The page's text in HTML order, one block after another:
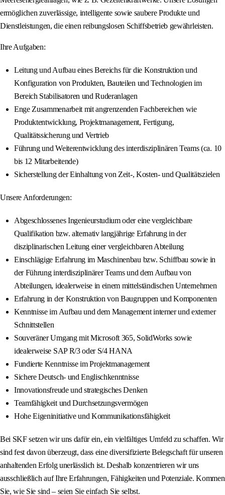
ermöglichen zuverlässige, intelligente sowie saubere Produkte und
Dienstleistungen, die einen reibungslosen Schiffsbetrieb gewährleisten.
Ihre Aufgaben:
Leitung und Aufbau eines Bereichs für die Konstruktion und
Konfiguration von Produkten, Bauteilen und Technologien im
Bereich Stabilisatoren und Ruderanlagen
Enge Zusammenarbeit mit angrenzenden Fachbereichen wie
Produktentwicklung, Projektmanagement, Fertigung,
Qualitätssicherung und Vertrieb
Führung und Weiterentwicklung des interdisziplinären Teams (ca. 10
bis 12 Mitarbeitende)
Sicherstellung der Einhaltung von Zeit-, Kosten- und Qualitätszielen
Unsere Anforderungen:
Abgeschlossenes Ingenieurstudium oder eine vergleichbare
Qualifikation bzw. alternativ langjährige Erfahrung in der
disziplinarischen Leitung einer vergleichbaren Abteilung
Einschlägige Erfahrung im Maschinenbau bzw. Schiffbau sowie in
der Führung interdisziplinärer Teams und dem Aufbau von
Abteilungen, idealerweise in einem mittelständischen Unternehmen
Erfahrung in der Konstruktion von Baugruppen und Komponenten
Kenntnisse im Aufbau und dem Management interner und externer
Schnittstellen
Souveräner Umgang mit Microsoft 365, SolidWorks sowie
idealerweise SAP R/3 oder S/4 HANA
Fundierte Kenntnisse im Projektmanagement
Sichere Deutsch‑ und Englischkenntnisse
Innovationsfreude und strategisches Denken
Teamfähigkeit und Durchsetzungsvermögen
Hohe Eigeninitiative und Kommunikationsfähigkeit
Bei SKF setzen wir uns dafür ein, ein vielfältiges Umfeld zu schaffen. Wir
sind fest davon überzeugt, dass eine diversifizierte Belegschaft für unseren
anhaltenden Erfolg unerlässlich ist. Deshalb konzentrieren wir uns
ausschließlich auf Ihre Erfahrungen, Fähigkeiten und Potenziale. Kommen
Sie, wie Sie sind – seien Sie einfach Sie selbst.